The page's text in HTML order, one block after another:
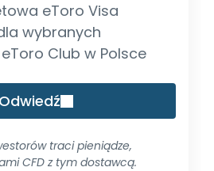
eToro Visa
wybranych
Club w Polsce
Odwiedź
traci pieniądze,
CFD z tym dostawcą.